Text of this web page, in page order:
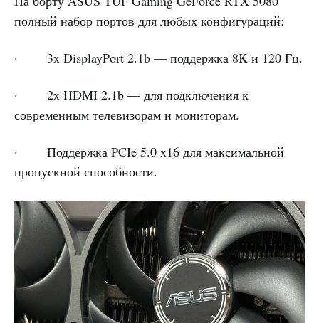
полный набор портов для любых конфигураций:
· 3x DisplayPort 2.1b — поддержка 8K и 120 Гц.
· 2x HDMI 2.1b — для подключения к
современным телевизорам и мониторам.
· Поддержка PCIe 5.0 x16 для максимальной
пропускной способности.